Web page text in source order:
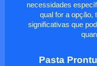
necessidades
qual for a opção,
significativas que
Pasta